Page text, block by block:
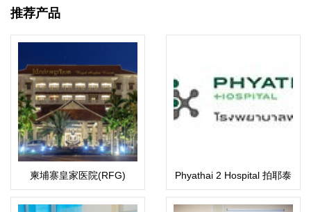
推荐产品
柬埔寨皇家医院(RFG)
Phyathai 2 Hospital 拍耶泰
2医院